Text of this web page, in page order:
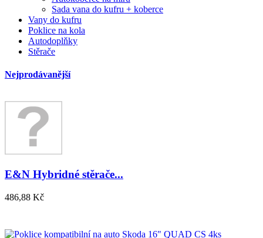
Sada vana do kufru + koberce
Vany do kufru
Poklice na kola
Autodoplňky
Stěrače
Nejprodávanější
E&N Hybridné stěrače...
486,88 Kč